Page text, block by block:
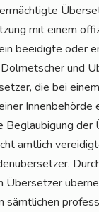
mit einem
beei­dig­te oder
und
die bei
Innen­be­hör­de
Beglau­bi­gung
amt­lich
Über­set­zer
sämt­li­chen